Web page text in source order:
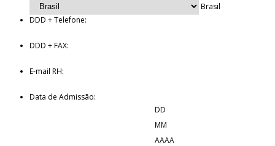
Brasil
DDD + Telefone:
DDD + FAX:
E-mail RH:
Data de Admissão:
DD
MM
AAAA